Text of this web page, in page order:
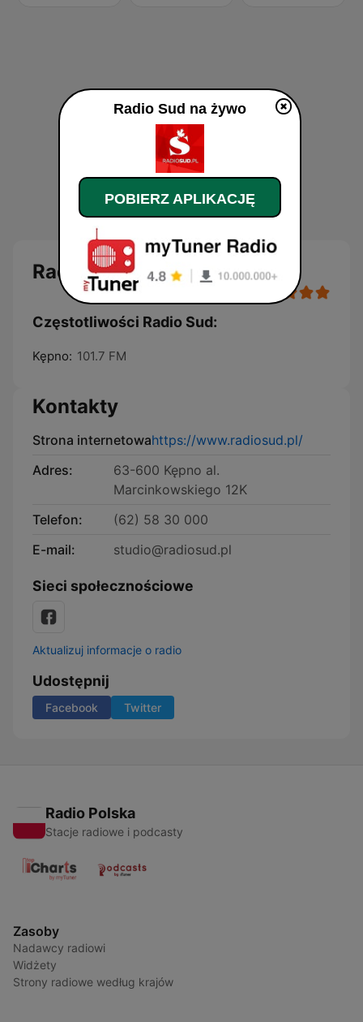
Radio Sud
Częstotliwości Radio Sud:
Kępno: 101.7 FM
Kontakty
Strona internetowahttps://www.radiosud.pl/
Adres:
63-600 Kępno al.
Marcinkowskiego 12K
Telefon:
(62) 58 30 000
E-mail:
studio@radiosud.pl
Sieci społecznościowe
Aktualizuj informacje o radio
Udostępnij
Facebook Twitter
Radio Polska
Stacje radiowe i podcasty
Zasoby
Nadawcy radiowi
Widżety
Strony radiowe według krajów
Radio Sud na żywo
POBIERZ APLIKACJĘ